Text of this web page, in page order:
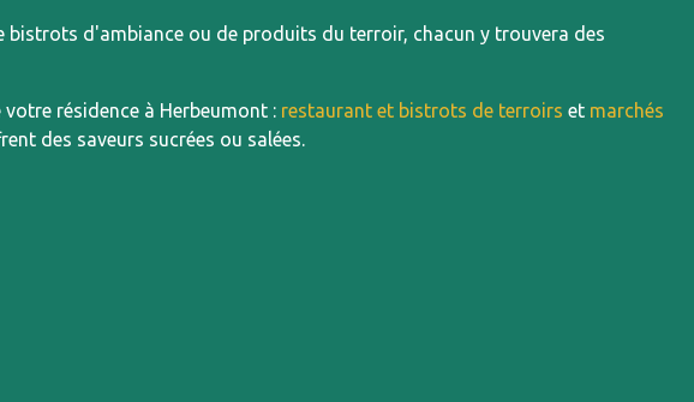
bistrots d'ambiance ou de produits du terroir, chacun y trouvera des
résidence à Herbeumont : restaurant et bistrots de terroirs et marchés
des saveurs sucrées ou salées.